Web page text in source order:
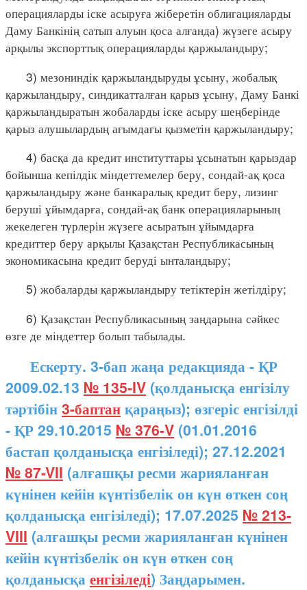
операцияларды іске асыруға жіберетін облигацияларды
Даму Банкінің сатып алуын қоса алғанда) жүзеге асыру
арқылы экспорттық операцияларды қаржыландыру;
3) мезониндік қаржыландыруды ұсыну, жобалық
қаржыландыру, синдикатталған қарыз ұсыну, Даму Банкі
қаржыландыратын жобаларды іске асыру шеңберінде
қарыз алушылардың ағымдағы қызметін қаржыландыру;
4) басқа да кредит институттары ұсынатын қарыздар
бойынша кепілдік міндеттемелер беру, сондай-ақ қоса
қаржыландыру және банкаралық кредит беру, лизинг
беруші ұйымдарға, сондай-ақ банк операцияларының
жекелеген түрлерін жүзеге асыратын ұйымдарға
кредиттер беру арқылы Қазақстан Республикасының
экономикасына кредит беруді ынталандыру;
5) жобаларды қаржыландыру тетіктерін жетілдіру;
6) Қазақстан Республикасының заңдарына сәйкес
өзге де міндеттер болып табылады.
Ескерту. 3-бап жаңа редакцияда - ҚР
2009.02.13 № 135-IV (қолданысқа енгізілу
тәртібін3-баптанқараңыз); өзгеріс енгізілді
- ҚР 29.10.2015 № 376-V (01.01.2016
бастап қолданысқа енгізіледі); 27.12.2021
№ 87-VII (алғашқы ресми жарияланған
күнінен кейін күнтізбелік он күн өткен соң
қолданысқа енгізіледі); 17.07.2025 № 213-
VIII (алғашқы ресми жарияланған күнінен
кейін күнтізбелік он күн өткен соң
қолданысқа енгізіледі) Заңдарымен.